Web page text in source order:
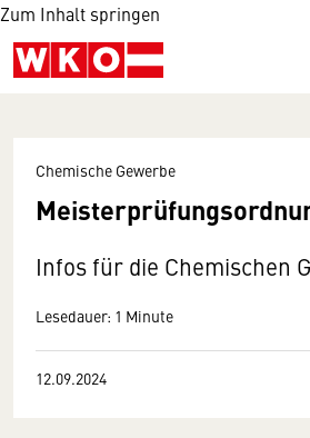
Zum Inhalt springen
Chemische Gewerbe
Infos für die Chemischen
Lesedauer: 1 Minute
12.09.2024